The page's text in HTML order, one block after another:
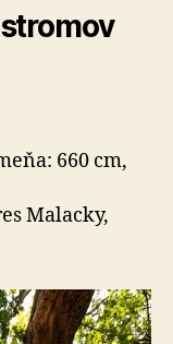
660 cm,
Malacky,